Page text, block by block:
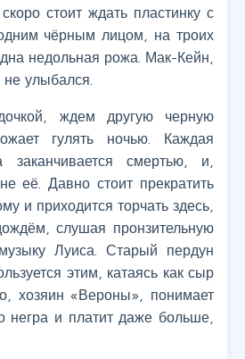
стоит ждать пластинку с
чёрным лицом, на троих
недольная рожа. Мак-Кейн,
улыбался.
ждем другую черную
гулять ночью. Каждая
заканчивается смертью, и,
её. Давно стоит прекратить
и приходится торчать здесь,
слушая пронзительную
Луиса. Старый пердун
этим, катаясь как сыр
хозяин «Вероны», понимает
негра и платит даже больше,